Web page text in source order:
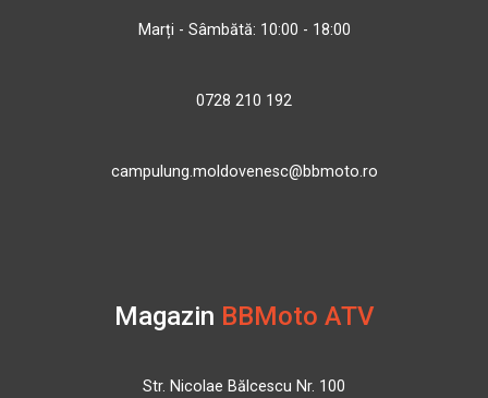
Marți - Sâmbătă: 10:00 - 18:00
0728 210 192
campulung.moldovenesc@bbmoto.ro
Magazin BBMoto ATV
Str. Nicolae Bălcescu Nr. 100